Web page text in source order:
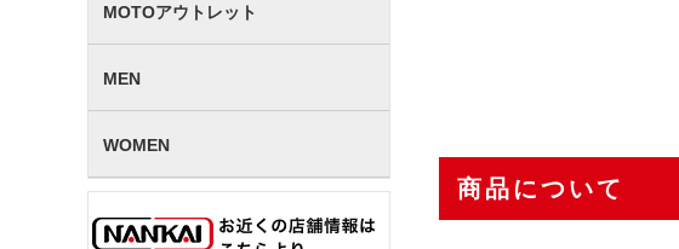
MOTOアウトレット
MEN
WOMEN
商品について